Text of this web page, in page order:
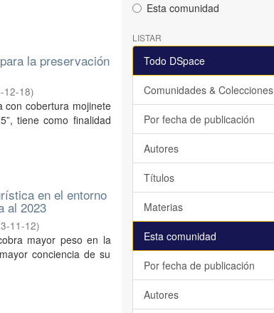
la preservación
12-18)
con cobertura mojinete
tiene como finalidad
en el entorno
al 2023
11-12)
mayor peso en la
conciencia de su
Esta comunidad
LISTAR
Todo DSpace
Comunidades & Colecciones
Por fecha de publicación
Autores
Títulos
Materias
Esta comunidad
Por fecha de publicación
Autores